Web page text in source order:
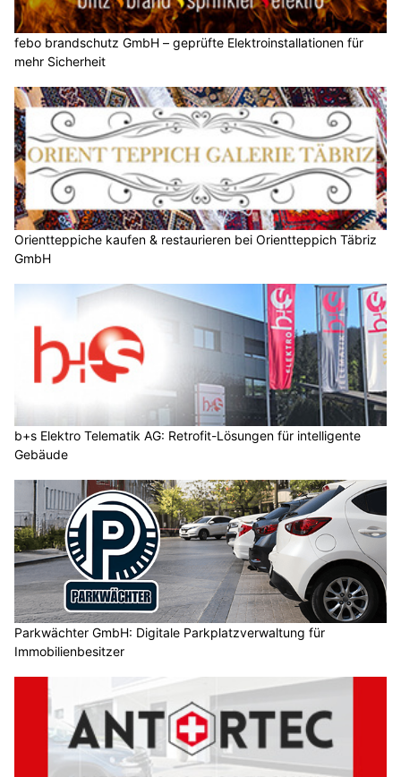
febo brandschutz GmbH – geprüfte Elektroinstallationen für
mehr Sicherheit
Orientteppiche kaufen & restaurieren bei Orientteppich Täbriz
GmbH
b+s Elektro Telematik AG: Retrofit-Lösungen für intelligente
Gebäude
Parkwächter GmbH: Digitale Parkplatzverwaltung für
Immobilienbesitzer